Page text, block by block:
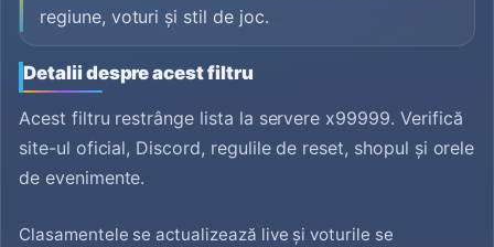
regiune, voturi și stil de joc.
Detalii despre acest filtru
Acest filtru restrânge lista la servere x99999. Verifică
site-ul oficial, Discord, regulile de reset, shopul și orele
de evenimente.
Clasamentele se actualizează live și voturile se